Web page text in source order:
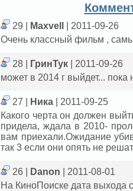
29 | Maxvell
| 2011-09-26
Очень классный фильм ,
28 | ГринТук
| 2011-09-26
может в 2014 г выйдет... пока
27 | Ника
| 2011-09-25
Какого черта он должен
придела, ждала в 2010-
вам приехали.Ожидание
так 3 если они опять не
26 | Danon
| 2011-08-01
На КиноПоиске дата выхода